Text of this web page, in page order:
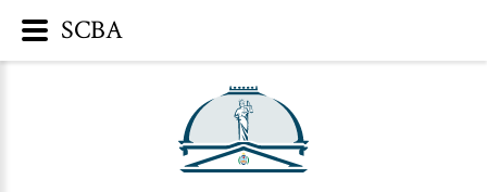
SCBA